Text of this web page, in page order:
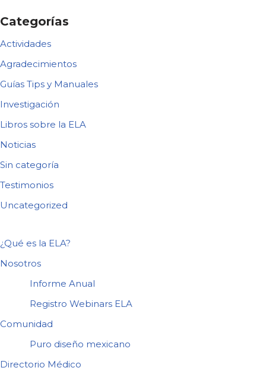
Categorías
Actividades
Agradecimientos
Guías Tips y Manuales
Investigación
Libros sobre la ELA
Noticias
Sin categoría
Testimonios
Uncategorized
¿Qué es la ELA?
Nosotros
Informe Anual
Registro Webinars ELA
Comunidad
Puro diseño mexicano
Directorio Médico